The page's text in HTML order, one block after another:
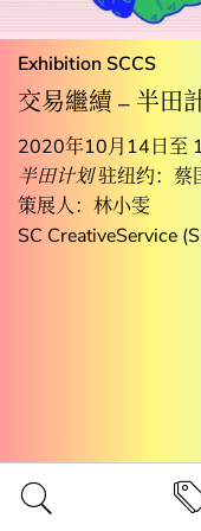
ExhibitionSCCS
交易繼續 – 半田
2020年10月14日至
半田计划驻纽约：蔡
策展人：林小雯
SC CreativeService